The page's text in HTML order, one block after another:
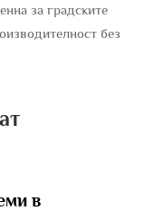
за градските
без
в